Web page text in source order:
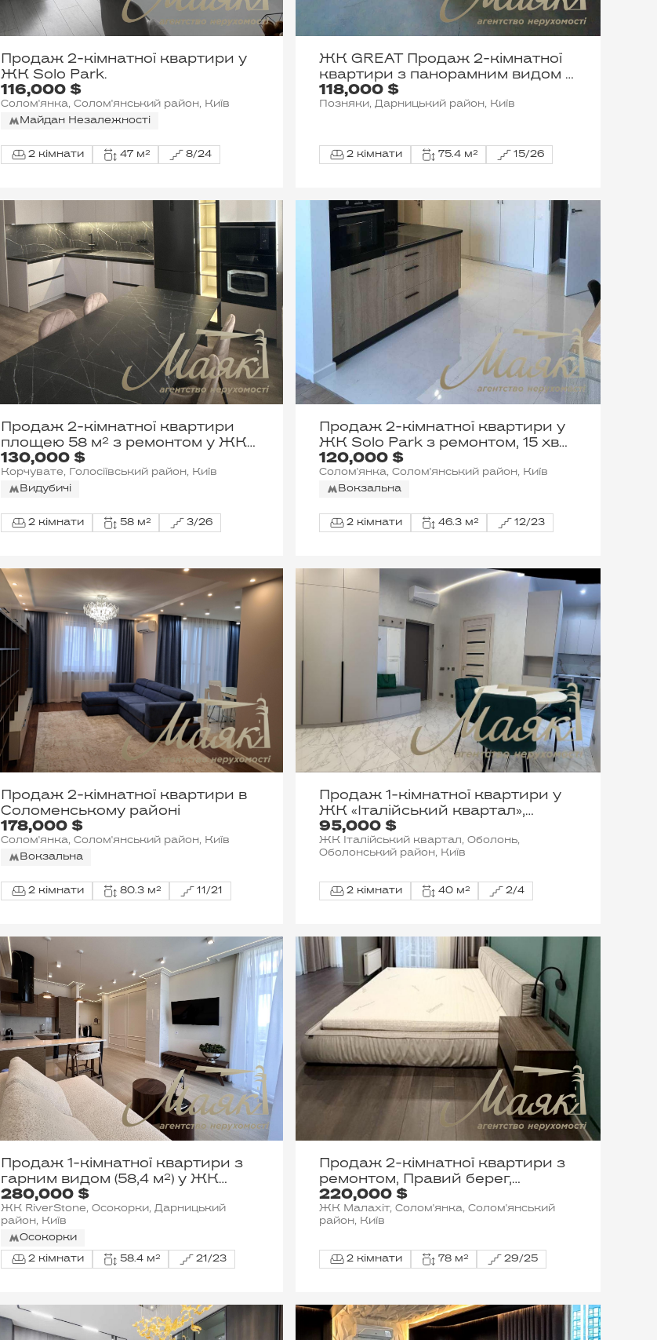
116,000 $
Продаж 2-кімнатної квартири у
ЖК Solo Park.
Солом'янка, Солом'янський район, Київ
Майдан Незалежності
2 кімнати 47 м² 8/24
118,000 $
ЖК GREAT Продаж 2-кімнатної
квартири з панорамним видом у
ЖК GREAT
Позняки, Дарницький район, Київ
2 кімнати 75.4 м² 15/26
130,000 $
Продаж 2-кімнатної квартири
площею 58 м² з ремонтом у ЖК
«Світло Парк»
Корчувате, Голосіївський район, Київ
Видубичі
2 кімнати 58 м² 3/26
120,000 $
Продаж 2-кімнатної квартири у
ЖК Solo Park з ремонтом, 15 хв
до центру
Солом'янка, Солом'янський район, Київ
Вокзальна
2 кімнати 46.3 м² 12/23
178,000 $
Продаж 2-кімнатної квартири в
Соломенському районі
Солом'янка, Солом'янський район, Київ
Вокзальна
2 кімнати 80.3 м² 11/21
95,000 $
Продаж 1-кімнатної квартири у
ЖК «Італійський квартал»,
Оболонський район
ЖК Італійський квартал, Оболонь,
Оболонський район, Київ
2 кімнати 40 м² 2/4
280,000 $
Продаж 1-кімнатної квартири з
гарним видом (58,4 м²) у ЖК
«Riverstone», вул. Дніпровська
Набережна, 10-Д
ЖК RiverStone, Осокорки, Дарницький
район, Київ
Осокорки
2 кімнати 58.4 м² 21/23
220,000 $
Продаж 2-кімнатної квартири з
ремонтом, Правий берег,
Солом'янський район, ЖК
«Малахіт», станція метро
«Вокзальна»
ЖК Малахіт, Солом'янка, Солом'янський
район, Київ
2 кімнати 78 м² 29/25